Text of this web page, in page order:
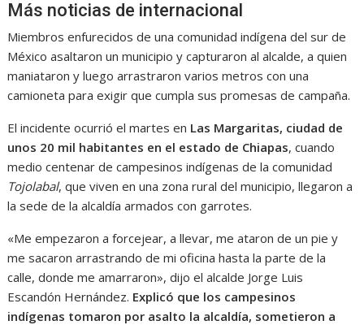
Más noticias de internacional
Miembros enfurecidos de una comunidad indígena del sur de
México asaltaron un municipio y capturaron al alcalde, a quien
maniataron y luego arrastraron varios metros con una
camioneta para exigir que cumpla sus promesas de campaña.
El incidente ocurrió el martes en Las Margaritas, ciudad de
unos 20 mil habitantes en el estado de Chiapas, cuando
medio centenar de campesinos indígenas de la comunidad
Tojolabal, que viven en una zona rural del municipio, llegaron a
la sede de la alcaldía armados con garrotes.
«Me empezaron a forcejear, a llevar, me ataron de un pie y
me sacaron arrastrando de mi oficina hasta la parte de la
calle, donde me amarraron», dijo el alcalde Jorge Luis
Escandón Hernández. Explicó que los campesinos
indígenas tomaron por asalto la alcaldía, sometieron a